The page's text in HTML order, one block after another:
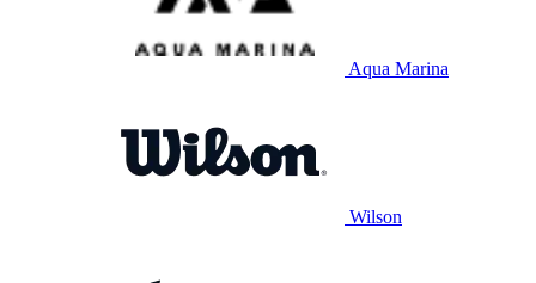
Aqua Marina
Wilson